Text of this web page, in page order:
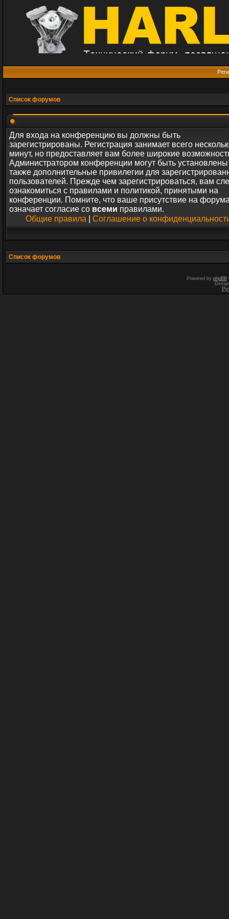
Список форумов
Для входа на конференцию вы должны быть
зарегистрированы. Регистрация занимает всего
минут, но предоставляет вам более широкие
Администратором конференции могут быть установлены
также дополнительные привилегии для
пользователей. Прежде чем зарегистрироваться, вам
ознакомиться с правилами и политикой, принятыми на
конференции. Помните, что ваше присутствие на
означает согласие со всеми правилами.
Общие правила
Соглашение о
Список форумов
Powered by phpBB